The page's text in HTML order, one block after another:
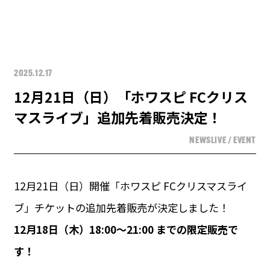
2025.12.17
12月21日（日）「ホワスピ FCクリス
マスライブ」追加先着販売決定！
NEWS LIVE / EVENT
12月21日（日）開催「ホワスピ FCクリスマスライ
ブ」チケットの追加先着販売が決定しました！
12月18日（木）18:00〜21:00 までの限定販売で
す！